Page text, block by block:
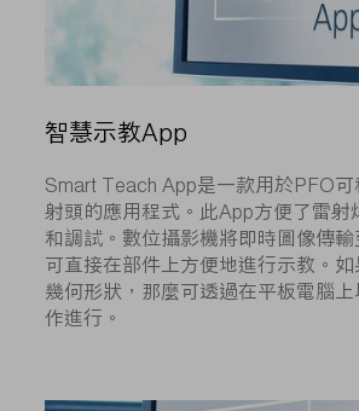
智慧示教App
Smart Teach App是一款用於PFO
射頭的應用程式。此App方便了雷射
和調試。數位攝影機將即時圖像傳輸
可直接在部件上方便地進行示教。
幾何形狀，那麼可透過在平板電腦
作進行。